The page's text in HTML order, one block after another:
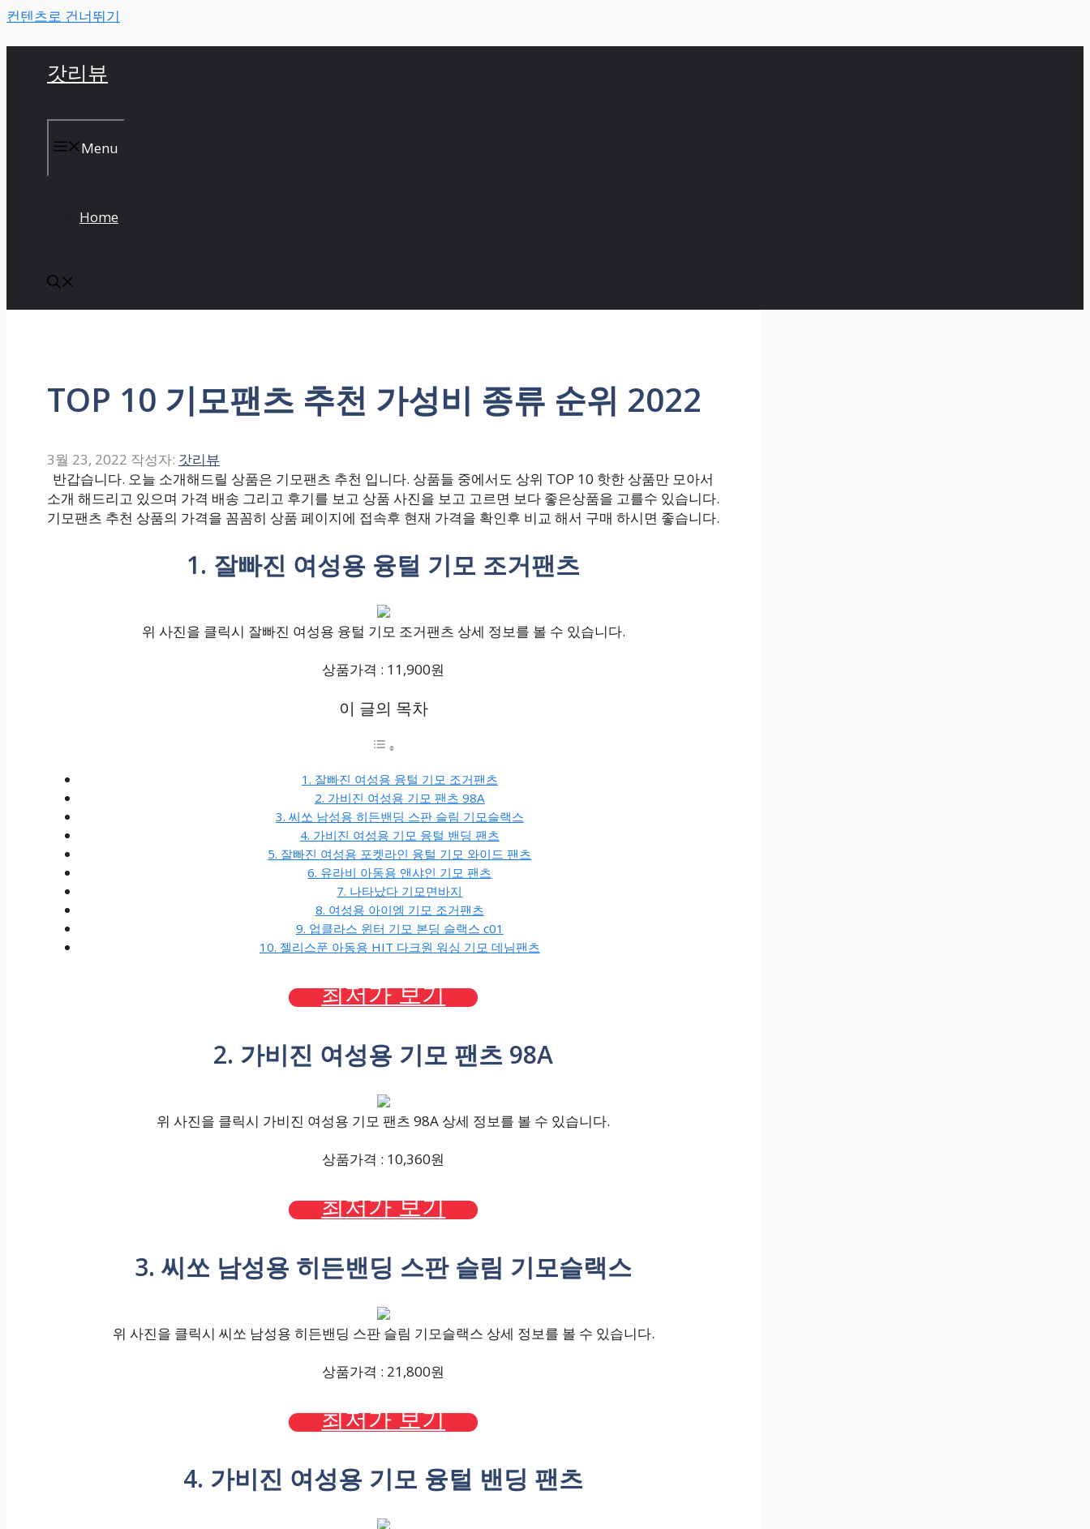
컨텐츠로 건너뛰기
갓리뷰
Menu
Home
TOP 10 기모팬츠 추천 가성비 종류 순위 2022
3월 23, 2022 작성자: 갓리뷰
반갑습니다. 오늘 소개해드릴 상품은 기모팬츠 추천 입니다. 상품들 중에서도 상위 TOP 10 핫한 상품만 모아서
소개 해드리고 있으며 가격 배송 그리고 후기를 보고 상품 사진을 보고 고르면 보다 좋은상품을 고를수 있습니다.
기모팬츠 추천 상품의 가격을 꼼꼼히 상품 페이지에 접속후 현재 가격을 확인후 비교 해서 구매 하시면 좋습니다.
1. 잘빠진 여성용 융털 기모 조거팬츠
위 사진을 클릭시 잘빠진 여성용 융털 기모 조거팬츠 상세 정보를 볼 수 있습니다.
상품가격 : 11,900원
이 글의 목차
1. 잘빠진 여성용 융털 기모 조거팬츠
2. 가비진 여성용 기모 팬츠 98A
3. 씨쏘 남성용 히든밴딩 스판 슬림 기모슬랙스
4. 가비진 여성용 기모 융털 밴딩 팬츠
5. 잘빠진 여성용 포켓라인 융털 기모 와이드 팬츠
6. 유라비 아동용 앤샤인 기모 팬츠
7. 나타났다 기모면바지
8. 여성용 아이엠 기모 조거팬츠
9. 업클라스 윈터 기모 본딩 슬랙스 c01
10. 젤리스푼 아동용 HIT 다크원 워싱 기모 데님팬츠
최저가 보기
2. 가비진 여성용 기모 팬츠 98A
위 사진을 클릭시 가비진 여성용 기모 팬츠 98A 상세 정보를 볼 수 있습니다.
상품가격 : 10,360원
최저가 보기
3. 씨쏘 남성용 히든밴딩 스판 슬림 기모슬랙스
위 사진을 클릭시 씨쏘 남성용 히든밴딩 스판 슬림 기모슬랙스 상세 정보를 볼 수 있습니다.
상품가격 : 21,800원
최저가 보기
4. 가비진 여성용 기모 융털 밴딩 팬츠